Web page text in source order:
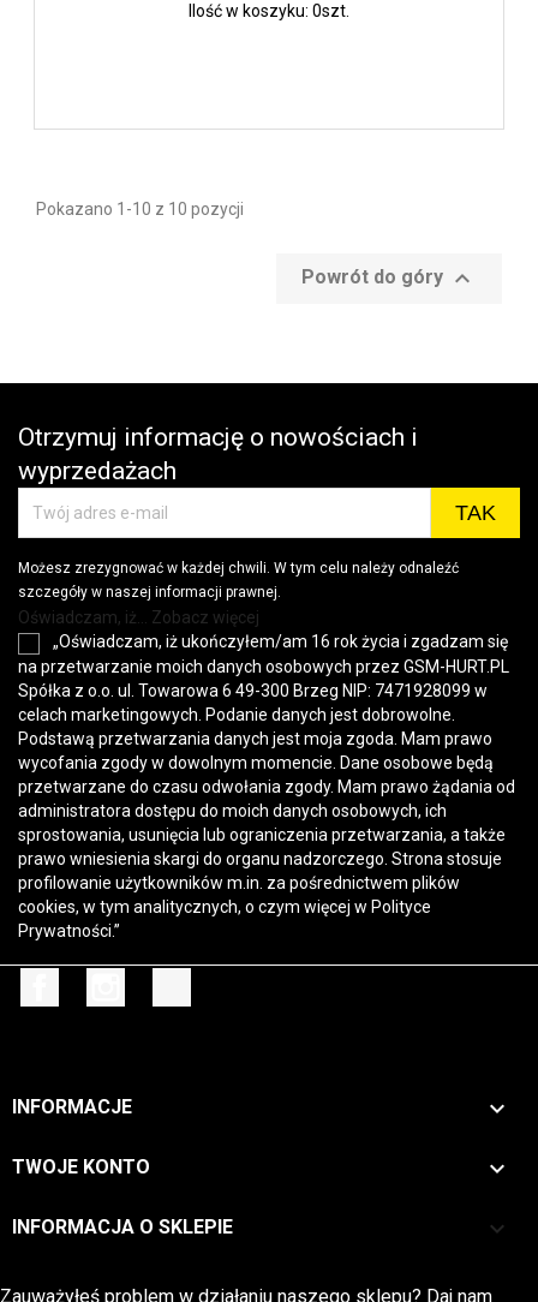
Ilość w koszyku: 0szt.
Pokazano 1-10 z 10 pozycji
Powrót do góry 
Otrzymuj informację o nowościach i
wyprzedażach
Możesz zrezygnować w każdej chwili. W tym celu należy odnaleźć
szczegóły w naszej informacji prawnej.
Oświadczam, iż... Zobacz więcej
„Oświadczam, iż ukończyłem/am 16 rok życia i zgadzam się
na przetwarzanie moich danych osobowych przez GSM-HURT.PL
Spółka z o.o. ul. Towarowa 6 49-300 Brzeg NIP: 7471928099 w
celach marketingowych. Podanie danych jest dobrowolne.
Podstawą przetwarzania danych jest moja zgoda. Mam prawo
wycofania zgody w dowolnym momencie. Dane osobowe będą
przetwarzane do czasu odwołania zgody. Mam prawo żądania od
administratora dostępu do moich danych osobowych, ich
sprostowania, usunięcia lub ograniczenia przetwarzania, a także
prawo wniesienia skargi do organu nadzorczego. Strona stosuje
profilowanie użytkowników m.in. za pośrednictwem plików
cookies, w tym analitycznych, o czym więcej w Polityce
Prywatności.”
INFORMACJE 
TWOJE KONTO 
INFORMACJA O SKLEPIE keyboard_arrow_down
Zauważyłeś problem w działaniu naszego sklepu? Daj nam